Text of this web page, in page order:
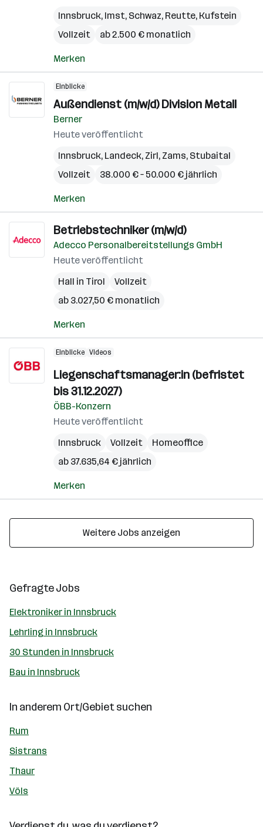
Innsbruck, Imst, Schwaz, Reutte, Kufstein
Vollzeit
ab 2.500 € monatlich
Merken
Einblicke
Außendienst (m/w/d) Division Metall
Berner
Heute veröffentlicht
Innsbruck, Landeck, Zirl, Zams, Stubaital
Vollzeit
38.000 € – 50.000 € jährlich
Merken
Betriebstechniker (m/w/d)
Adecco Personalbereitstellungs GmbH
Heute veröffentlicht
Hall in Tirol
Vollzeit
ab 3.027,50 € monatlich
Merken
Einblicke Videos
Liegenschaftsmanager:in (befristet
bis 31.12.2027)
ÖBB-Konzern
Heute veröffentlicht
Innsbruck
Vollzeit
Homeoffice
ab 37.635,64 € jährlich
Merken
Weitere Jobs anzeigen
Gefragte Jobs
Elektroniker in Innsbruck
Lehrling in Innsbruck
30 Stunden in Innsbruck
Bau in Innsbruck
In anderem Ort/Gebiet suchen
Rum
Sistrans
Thaur
Völs